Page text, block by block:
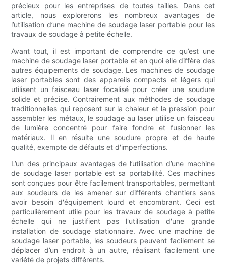
précieux pour les entreprises de toutes tailles. Dans cet
article, nous explorerons les nombreux avantages de
l’utilisation d’une machine de soudage laser portable pour les
travaux de soudage à petite échelle.
Avant tout, il est important de comprendre ce qu’est une
machine de soudage laser portable et en quoi elle diffère des
autres équipements de soudage. Les machines de soudage
laser portables sont des appareils compacts et légers qui
utilisent un faisceau laser focalisé pour créer une soudure
solide et précise. Contrairement aux méthodes de soudage
traditionnelles qui reposent sur la chaleur et la pression pour
assembler les métaux, le soudage au laser utilise un faisceau
de lumière concentré pour faire fondre et fusionner les
matériaux. Il en résulte une soudure propre et de haute
qualité, exempte de défauts et d'imperfections.
L’un des principaux avantages de l’utilisation d’une machine
de soudage laser portable est sa portabilité. Ces machines
sont conçues pour être facilement transportables, permettant
aux soudeurs de les amener sur différents chantiers sans
avoir besoin d'équipement lourd et encombrant. Ceci est
particulièrement utile pour les travaux de soudage à petite
échelle qui ne justifient pas l'utilisation d'une grande
installation de soudage stationnaire. Avec une machine de
soudage laser portable, les soudeurs peuvent facilement se
déplacer d’un endroit à un autre, réalisant facilement une
variété de projets différents.